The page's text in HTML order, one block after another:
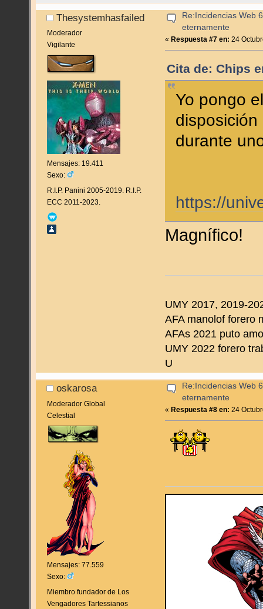
Thesystemhasfailed
Moderador
Vigilante
Mensajes: 19.411
Sexo:
R.I.P. Panini 2005-2019. R.I.P.
ECC 2011-2023.
Re:Incidencias Web
eternamente
«Respuesta #7 en: 24
Cita de: Chips
Yo pongo
durante
https://
Magnífico!
UMY 2017, 2019-
AFA manolof forero
AFAs 2021 puto
UMY 2022 forero
U
oskarosa
Moderador Global
Celestial
Mensajes: 77.559
Sexo:
Miembro fundador de Los
Vengadores Tartessianos
Re:Incidencias Web
eternamente
« Respuesta #8 en: 24